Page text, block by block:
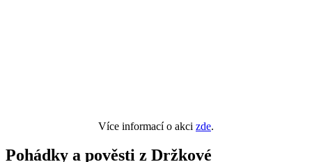
Více informací o akci zde.
Pohádky a pověsti z Držkové